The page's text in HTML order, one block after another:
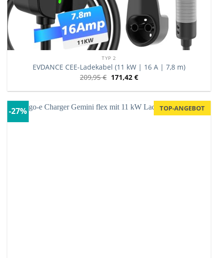
TYP 2
EVDANCE CEE-Ladekabel (11 kW | 16 A | 7,8 m)
209,95€ 171,42 €
-27% TOP-ANGEBOT